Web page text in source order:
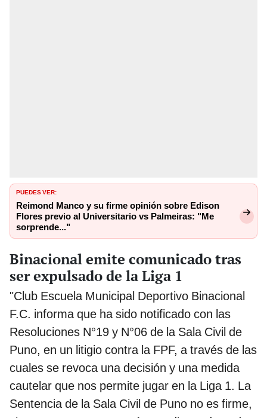
PUEDES VER:
Reimond Manco y su firme opinión sobre Edison
Flores previo al Universitario vs Palmeiras: "Me
sorprende..."
Binacional emite comunicado tras
ser expulsado de la Liga 1
"Club Escuela Municipal Deportivo Binacional
F.C. informa que ha sido notificado con las
Resoluciones N°19 y N°06 de la Sala Civil de
Puno, en un litigio contra la FPF, a través de las
cuales se revoca una decisión y una medida
cautelar que nos permite jugar en la Liga 1. La
Sentencia de la Sala Civil de Puno no es firme,